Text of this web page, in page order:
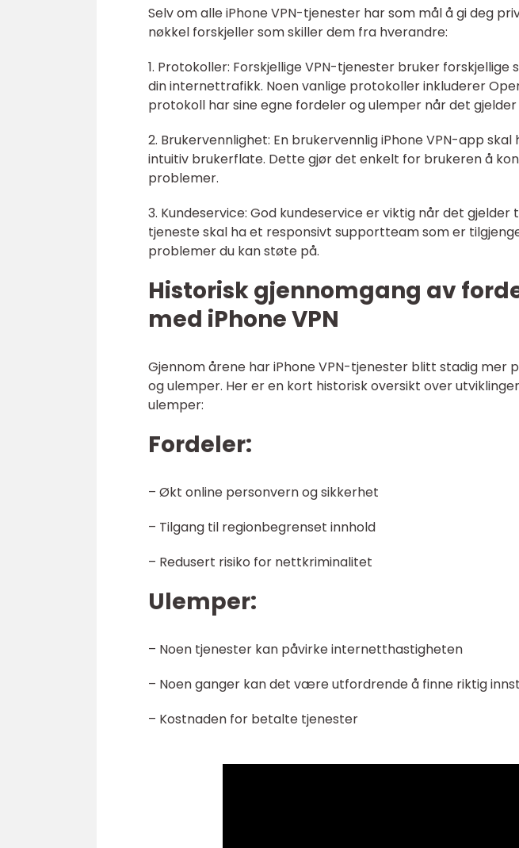
Selv om alle iPhone VPN-tjenester har som mål å gi deg
nøkkel forskjeller som skiller dem fra hverandre:
1. Protokoller: Forskjellige VPN-tjenester bruker
din internettrafikk. Noen vanlige protokoller inkluderer
protokoll har sine egne fordeler og ulemper når det
2. Brukervennlighet: En brukervennlig iPhone VPN-app
intuitiv brukerflate. Dette gjør det enkelt for brukeren å
problemer.
3. Kundeservice: God kundeservice er viktig når det gjelder
tjeneste skal ha et responsivt supportteam som er
problemer du kan støte på.
Historisk gjennomgang av
med iPhone VPN
Gjennom årene har iPhone VPN-tjenester blitt stadig
og ulemper. Her er en kort historisk oversikt over
ulemper:
Fordeler:
– Økt online personvern og sikkerhet
– Tilgang til regionbegrenset innhold
– Redusert risiko for nettkriminalitet
Ulemper:
– Noen tjenester kan påvirke internetthastigheten
– Noen ganger kan det være utfordrende å finne riktig
– Kostnaden for betalte tjenester